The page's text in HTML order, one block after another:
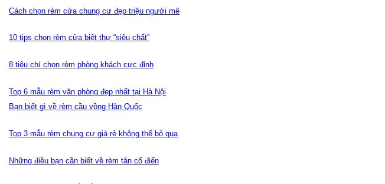
Cách chọn rèm cửa chung cư đẹp triệu người mê
10 tips chọn rèm cửa biệt thự “siêu chất”
8 tiêu chí chọn rèm phòng khách cực đỉnh
Top 6 mẫu rèm văn phòng đẹp nhất tại Hà Nội
Bạn biết gì về rèm cầu vồng Hàn Quốc
Top 3 mẫu rèm chung cư giá rẻ không thể bỏ qua
Những điều bạn cần biết về rèm tân cổ điển